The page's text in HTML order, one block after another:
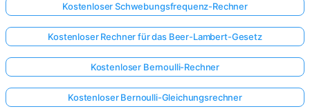
Kostenloser Schwebungsfrequenz-Rechner
Kostenloser Rechner für das Beer-Lambert-Gesetz
Kostenloser Bernoulli-Rechner
Kostenloser Bernoulli-Gleichungsrechner